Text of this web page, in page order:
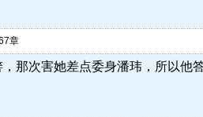
章
那次害她差点委身潘玮，所以他